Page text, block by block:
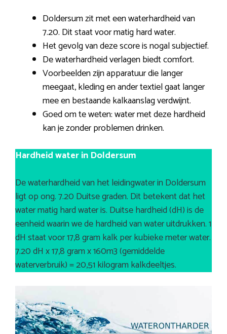
Doldersum zit met een waterhardheid van
7.20. Dit staat voor matig hard water.
Het gevolg van deze score is nogal subjectief.
De waterhardheid verlagen biedt comfort.
Voorbeelden zijn apparatuur die langer
meegaat, kleding en ander textiel gaat langer
mee en bestaande kalkaanslag verdwijnt.
Goed om te weten: water met deze hardheid
kan je zonder problemen drinken.
Hardheid water in Doldersum
De waterhardheid van het leidingwater in Doldersum
ligt op ong. 7.20 Duitse graden. Dit betekent dat het
water matig hard water is. Duitse hardheid (dH) is de
eenheid waarin we de hardheid van water uitdrukken. 1
dH staat voor 17,8 gram kalk per kubieke meter water.
7.20 dH x 17,8 gram x 160m3 (gemiddelde
waterverbruik) = 20,51 kilogram kalkdeeltjes.